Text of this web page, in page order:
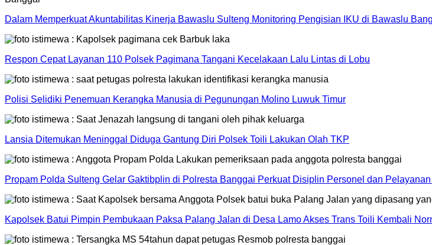
Dalam Memperkuat Akuntabilitas Kinerja Bawaslu Sulteng Monitoring Pengisian IKU di Bawaslu
Respon Cepat Layanan 110 Polsek Pagimana Tangani Kecelakaan Lalu Lintas di Lobu
Polisi Selidiki Penemuan Kerangka Manusia di Pegunungan Molino Luwuk Timur
Lansia Ditemukan Meninggal Diduga Gantung Diri Polsek Toili Lakukan Olah TKP
Propam Polda Sulteng Gelar Gaktibplin di Polresta Banggai Perkuat Disiplin Personel dan
Kapolsek Batui Pimpin Pembukaan Paksa Palang Jalan di Desa Lamo Akses Trans Toili Kembali